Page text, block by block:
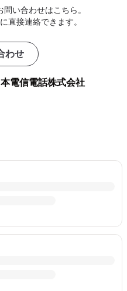
い合わせはこちら。
直接連絡できます。
わせ
電信電話株式会社